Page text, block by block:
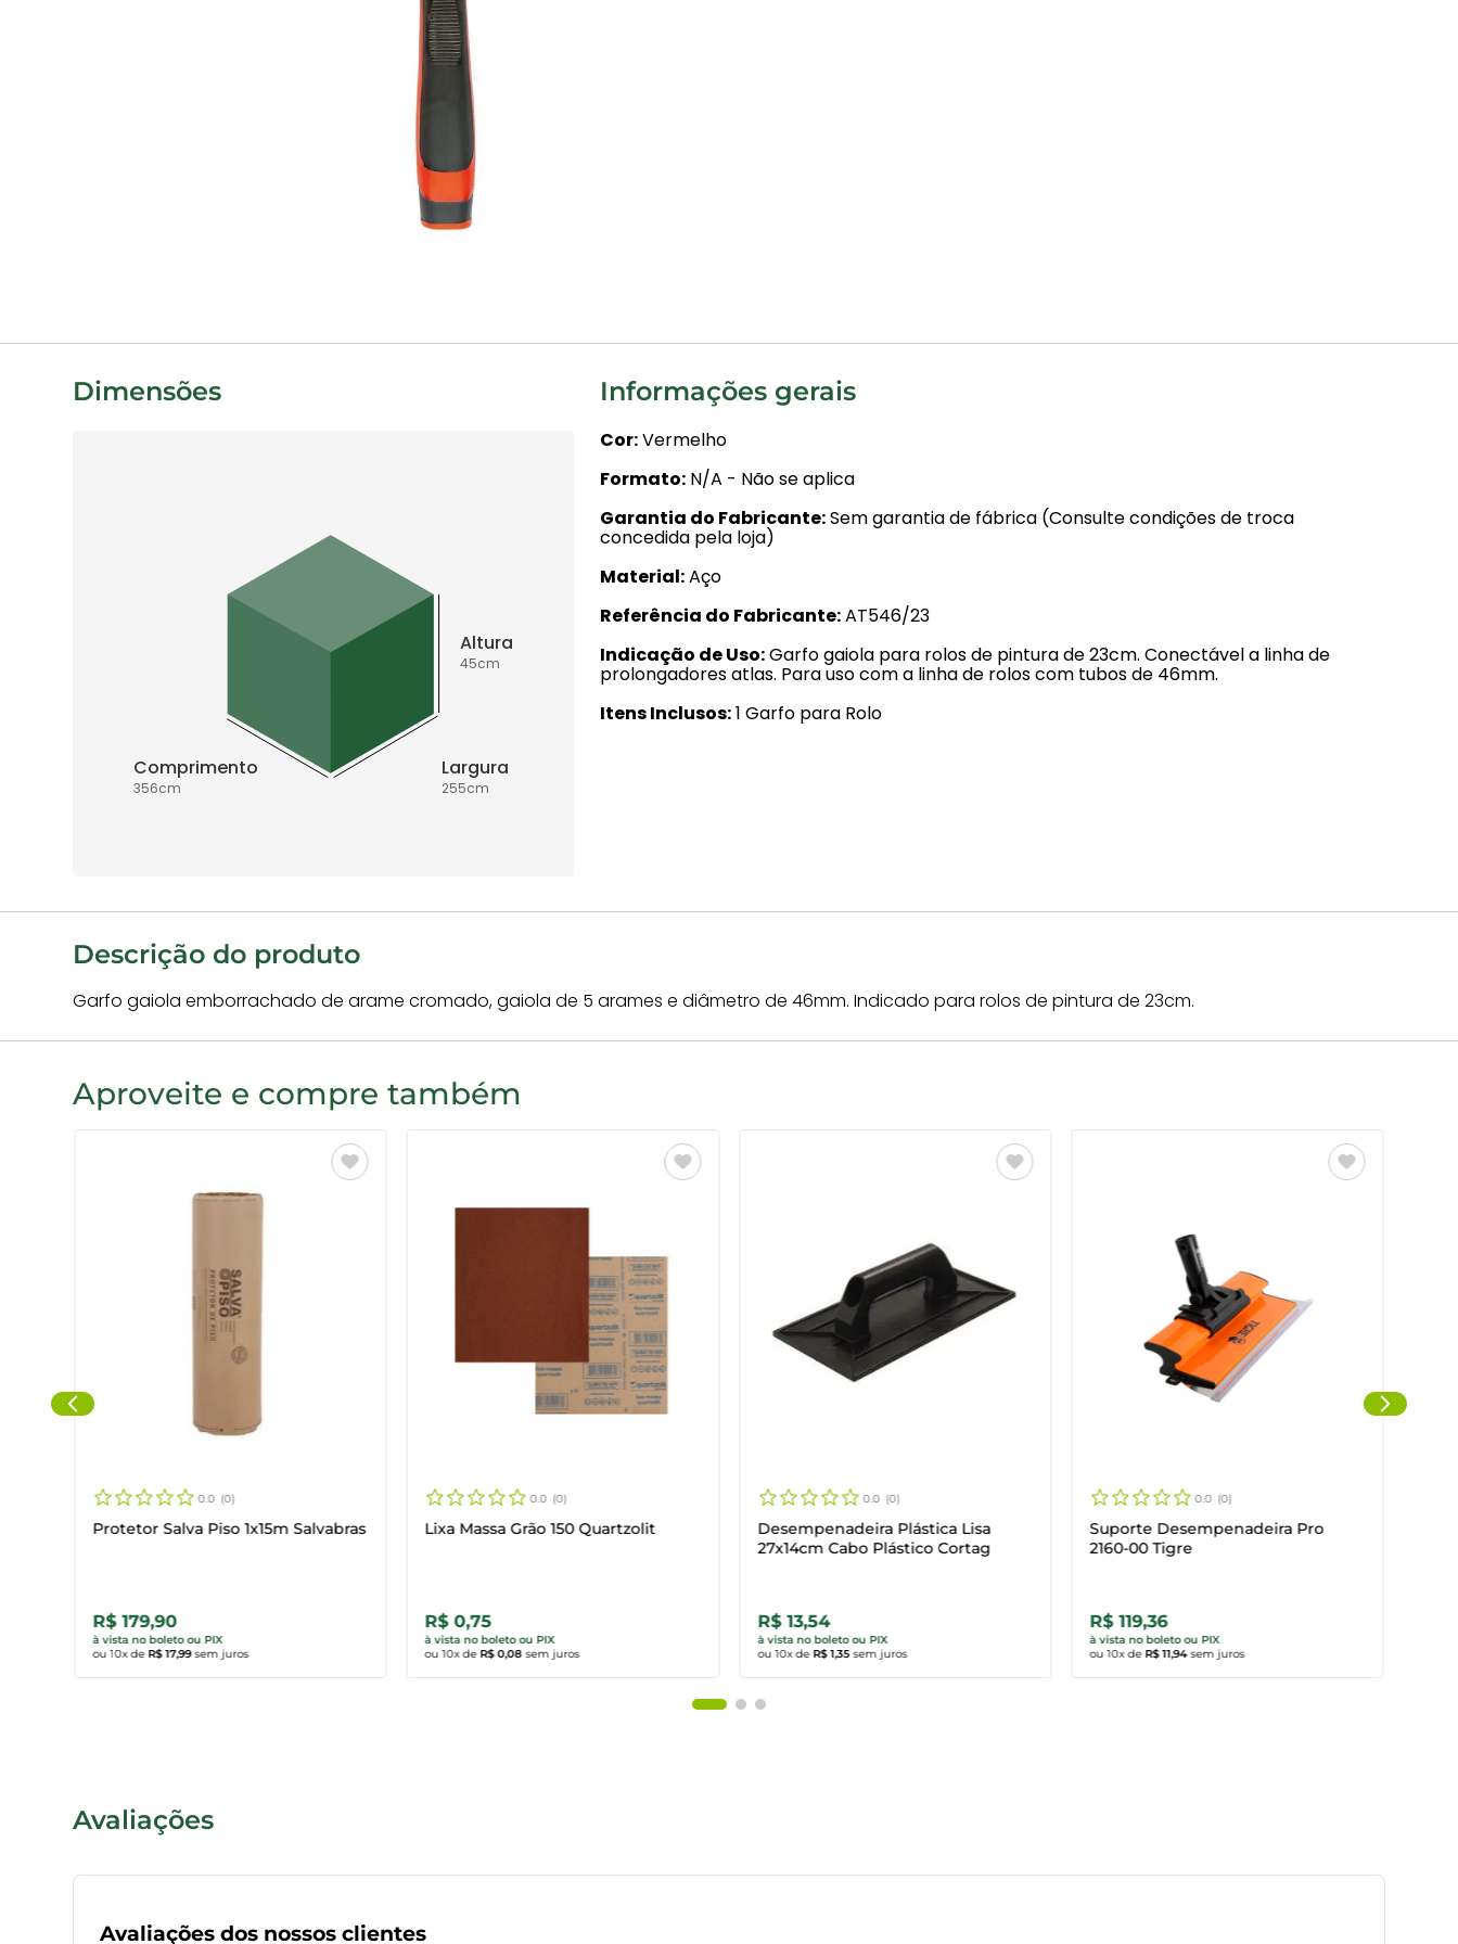
Dimensões
Altura
45cm
Largura
255cm
Comprimento
356cm
Informações gerais
Cor Vermelho
Formato N/A - Não se aplica
Garantia do Fabricante Sem garantia de fábrica (Consulte condições de troca
concedida pela loja)
Material Aço
Referência do Fabricante AT546/23
Indicação de Uso Garfo gaiola para rolos de pintura de 23cm. Conectável a linha de
prolongadores atlas. Para uso com a linha de rolos com tubos de 46mm.
Itens Inclusos 1 Garfo para Rolo
Descrição do produto
Garfo gaiola emborrachado de arame cromado, gaiola de 5 arames e diâmetro de 46mm. Indicado para rolos de pintura de 23cm.
Aproveite e compre também
0.0 0
Protetor Salva Piso 1x15m Salvabras
R$ 179,90
à vista no boleto ou PIX
ou10x de R$ 17,99 sem juros
Comprar agora
0.0 0
Lixa Massa Grão 150 Quartzolit
R$ 0,75
à vista no boleto ou PIX
ou10x de R$ 0,08 sem juros
Comprar agora
0.0 0
Desempenadeira Plástica Lisa
27x14cm Cabo Plástico Cortag
R$ 13,54
à vista no boleto ou PIX
ou 10x de R$ 1,35 sem juros
Comprar agora
0.0 0
Suporte Desempenadeira Pro
2160-00 Tigre
R$ 119,36
à vista no boleto ou PIX
ou10x de R$ 11,94 sem juros
Comprar agora
Avaliações
Avaliações dos nossos clientes